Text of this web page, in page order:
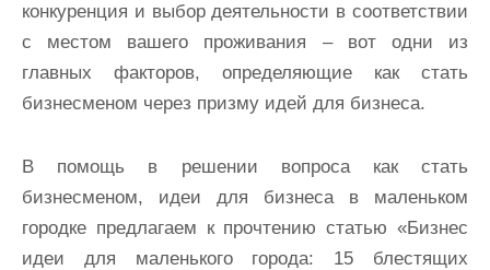
конкуренция и выбор деятельности в соответствии
с местом вашего проживания – вот одни из
главных факторов, определяющие как стать
бизнесменом через призму идей для бизнеса.
В помощь в решении вопроса как стать
бизнесменом, идеи для бизнеса в маленьком
городке предлагаем к прочтению статью «Бизнес
идеи для маленького города: 15 блестящих